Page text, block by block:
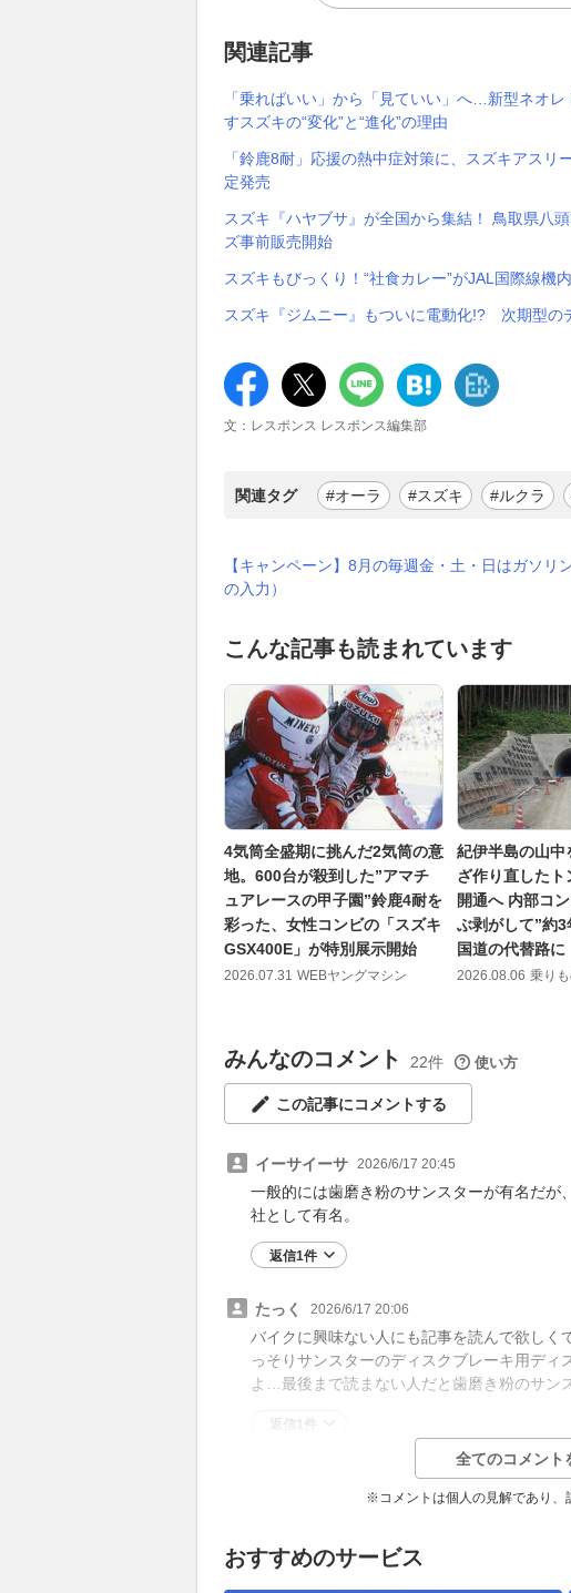
関連記事
「乗ればいい」から「見ていい」へ…新型ネオ
すスズキの“変化”と“進化”の理由
「鈴鹿8耐」応援の熱中症対策に、スズキアス
定発売
スズキ『ハヤブサ』が全国から集結！ 鳥取県八
ズ事前販売開始
スズキもびっくり！“社食カレー”がJAL国際線機
スズキ『ジムニー』もついに電動化!? 次期型の
文：レスポンス レスポンス編集部
関連タグ #オーラ #スズキ #ルクラ
【キャンペーン】8月の毎週金・土・日はガソ
の入力）
こんな記事も読まれています
4気筒全盛期に挑んだ2気筒の意
地。600台が殺到した”アマチ
ュアレースの甲子園”鈴鹿4耐を
彩った、女性コンビの「スズキ
GSX400E」が特別展示開始
2026.07.31 WEBヤングマシン
紀伊半島の山中
ざ作り直した
開通へ 内部コ
ぶ剥がして”約
国道の代替路に
2026.08.06 乗り
みんなのコメント 22件 使い方
この記事にコメントする
イーサイーサ 2026/6/17 20:45
一般的には歯磨き粉のサンスターが有名だが
社として有名。
返信1件
たっく 2026/6/17 20:06
バイクに興味ない人にも記事を読んで欲しく
っそりサンスターのディスクブレーキ用デ
よ…最後まで読まない人だと歯磨き粉のサン
返信1件
全てのコメント
※コメントは個人の見解であり、
おすすめのサービス